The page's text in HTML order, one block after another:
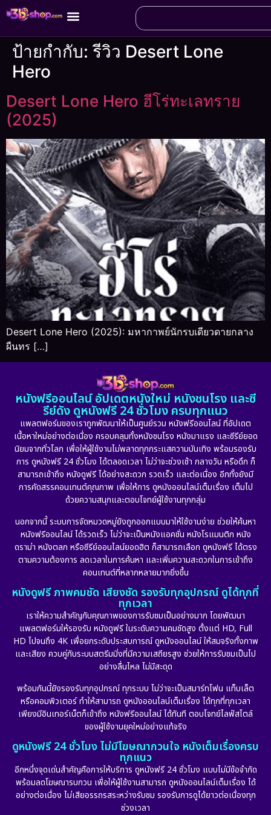
ป้ายกำกับ:รีวิว Desert Lone
Hero
Desert Lone Hero ฮีโร่ทะเลทราย
(2025)
Desert Lone Hero (2025): มหากาพย์นักรบเดียวดายกลาง
ผืนทร […]
หนังฟรีออนไลน์ อัปเดตหนังใหม่ หนังชนโรง และซี
รีย์ดัง ดูหนังฟรี 24 ชั่วโมง ครบทุกแนว
แพลตฟอร์มของเราถูกพัฒนาให้เป็นศูนย์รวม หนังฟรีออนไลน์ ที่อัปเดต
เนื้อหาใหม่อย่างต่อเนื่อง ครอบคลุมทั้งหนังชนโรง หนังมาแรง และซีรีย์ยอด
นิยมจากทั่วโลก เพื่อให้ผู้ใช้งานไม่พลาดทุกกระแสความบันเทิง พร้อมรองรับ
การ ดูหนังฟรี 24 ชั่วโมง ได้ตลอดเวลา ไม่ว่าจะช่วงเช้า กลางวัน หรือดึก ก็
สามารถเข้าถึง หนังดูฟรี ได้อย่างสะดวก รวดเร็ว และต่อเนื่อง อีกทั้งยังมี
การคัดสรรคอนเทนต์คุณภาพ เพื่อให้การ ดูหนังออนไลน์เต็มเรื่อง เต็มไป
ด้วยความสนุกและตอบโจทย์ผู้ใช้งานทุกกลุ่ม
นอกจากนี้ ระบบการจัดหมวดหมู่ยังถูกออกแบบมาให้ใช้งานง่าย ช่วยให้ค้นหา
หนังฟรีออนไลน์ ได้รวดเร็ว ไม่ว่าจะเป็นหนังแอคชั่น หนังโรแมนติก หนัง
ดราม่า หนังตลก หรือซีรีย์ออนไลน์ยอดฮิต ก็สามารถเลือก ดูหนังฟรี ได้ตรง
ตามความต้องการ ลดเวลาในการค้นหา และเพิ่มความสะดวกในการเข้าถึง
คอนเทนต์ที่หลากหลายมากยิ่งขึ้น
หนังดูฟรี ภาพคมชัด เสียงชัด รองรับทุกอุปกรณ์ ดูได้ทุกที่
ทุกเวลา
เราให้ความสำคัญกับคุณภาพของการรับชมเป็นอย่างมาก โดยพัฒนา
แพลตฟอร์มให้รองรับ หนังดูฟรี ในระดับความคมชัดสูง ตั้งแต่ HD, Full
HD ไปจนถึง 4K เพื่อยกระดับประสบการณ์ ดูหนังออนไลน์ ให้สมจริงทั้งภาพ
และเสียง ควบคู่กับระบบสตรีมมิ่งที่มีความเสถียรสูง ช่วยให้การรับชมเป็นไป
อย่างลื่นไหล ไม่มีสะดุด
พร้อมกันนี้ยังรองรับทุกอุปกรณ์ ทุกระบบ ไม่ว่าจะเป็นสมาร์ทโฟน แท็บเล็ต
หรือคอมพิวเตอร์ ทำให้สามารถ ดูหนังออนไลน์เต็มเรื่อง ได้ทุกที่ทุกเวลา
เพียงมีอินเทอร์เน็ตก็เข้าถึง หนังฟรีออนไลน์ ได้ทันที ตอบโจทย์ไลฟ์สไตล์
ของผู้ใช้งานยุคใหม่อย่างแท้จริง
ดูหนังฟรี 24 ชั่วโมง ไม่มีโฆษณากวนใจ หนังเต็มเรื่องครบ
ทุกแนว
อีกหนึ่งจุดเด่นสำคัญคือการให้บริการ ดูหนังฟรี 24 ชั่วโมง แบบไม่มีข้อจำกัด
พร้อมลดโฆษณารบกวน เพื่อให้ผู้ใช้งานสามารถ ดูหนังออนไลน์เต็มเรื่อง ได้
อย่างต่อเนื่อง ไม่เสียอรรถรสระหว่างรับชม รองรับการดูได้ยาวต่อเนื่องทุก
ช่วงเวลา